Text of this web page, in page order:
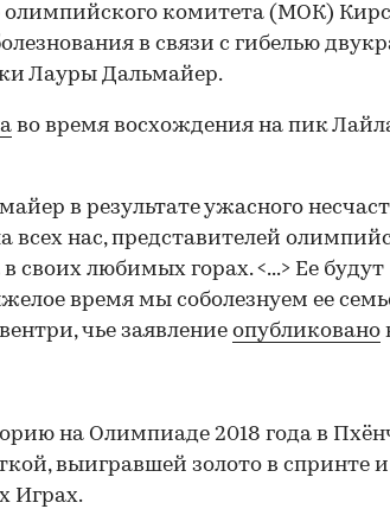
олимпийского комитета (МОК)
в связи с гибелью
Лауры Дальмайер.
во время восхождения на пик
в результате ужасного
всех нас, представителей
своих любимых горах. <...> Ее будут
время мы соболезнуем ее
чье заявление опубликовано
на Олимпиаде 2018 года в
выигравшей золото в спринте и
Играх.